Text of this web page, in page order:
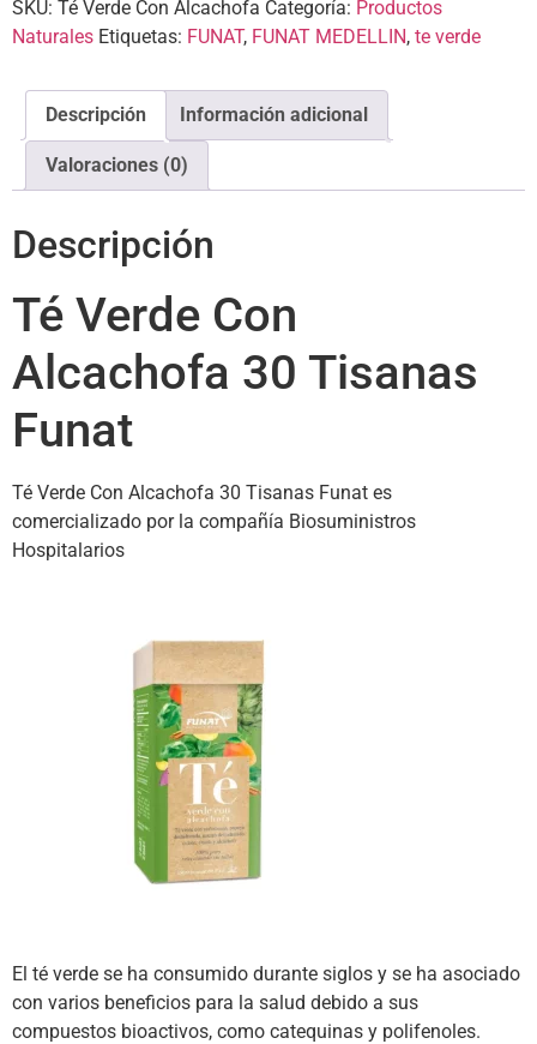
SKU: Té Verde Con Alcachofa Categoría: Productos
Naturales Etiquetas: FUNAT, FUNAT MEDELLIN, te verde
Descripción Información adicional
Valoraciones (0)
Descripción
Té Verde Con
Alcachofa 30 Tisanas
Funat
Té Verde Con Alcachofa 30 Tisanas Funat es
comercializado por la compañía Biosuministros
Hospitalarios
El té verde se ha consumido durante siglos y se ha asociado
con varios beneficios para la salud debido a sus
compuestos bioactivos, como catequinas y polifenoles.